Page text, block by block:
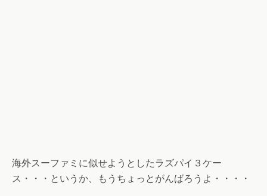
海外スーファミに似せようとしたラズパイ３ケー
ス・・・というか、もうちょっとがんばろうよ・・・・